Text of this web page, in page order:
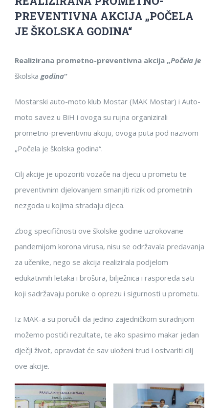
PREVENTIVNA AKCIJA „POČELA
JE ŠKOLSKA GODINA“
Realizirana prometno-preventivna akcija „Počela je
školska godina“
Mostarski auto-moto klub Mostar (MAK Mostar) i Auto-
moto savez u BiH i ovoga su rujna organizirali
prometno-preventivnu akciju, ovoga puta pod nazivom
„Počela je školska godina“.
Cilj akcije je upozoriti vozače na djecu u prometu te
preventivnim djelovanjem smanjiti rizik od prometnih
nezgoda u kojima stradaju djeca.
Zbog specifičnosti ove školske godine uzrokovane
pandemijom korona virusa, nisu se održavala predavanja
za učenike, nego se akcija realizirala podjelom
edukativnih letaka i brošura, bilježnica i rasporeda sati
koji sadržavaju poruke o oprezu i sigurnosti u prometu.
Iz MAK-a su poručili da jedino zajedničkom suradnjom
možemo postići rezultate, te ako spasimo makar jedan
dječji život, opravdat će sav uloženi trud i ostvariti cilj
ove akcije.